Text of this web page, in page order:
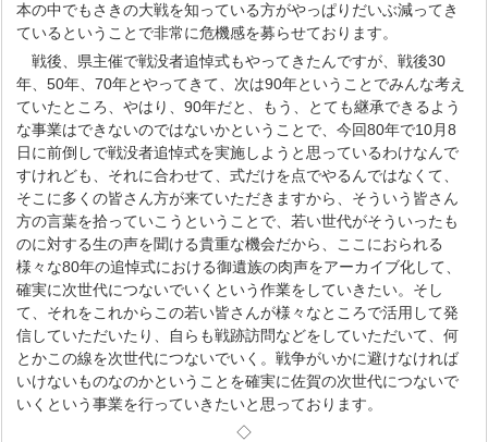
本の中でもさきの大戦を知っている方がやっぱりだいぶ減ってき
ているということで非常に危機感を募らせております。
戦後、県主催で戦没者追悼式もやってきたんですが、戦後30
年、50年、70年とやってきて、次は90年ということでみんな考え
ていたところ、やはり、90年だと、もう、とても継承できるよう
な事業はできないのではないかということで、今回80年で10月8
日に前倒しで戦没者追悼式を実施しようと思っているわけなんで
すけれども、それに合わせて、式だけを点でやるんではなくて、
そこに多くの皆さん方が来ていただきますから、そういう皆さん
方の言葉を拾っていこうということで、若い世代がそういったも
のに対する生の声を聞ける貴重な機会だから、ここにおられる
様々な80年の追悼式における御遺族の肉声をアーカイブ化して、
確実に次世代につないでいくという作業をしていきたい。そし
て、それをこれからこの若い皆さんが様々なところで活用して発
信していただいたり、自らも戦跡訪問などをしていただいて、何
とかこの線を次世代につないでいく。戦争がいかに避けなければ
いけないものなのかということを確実に佐賀の次世代につないで
いくという事業を行っていきたいと思っております。
◇